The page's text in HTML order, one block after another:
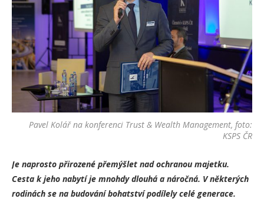
Pavel Kolář na konferenci Trust & Wealth Management, foto:
KSPS ČR
Je naprosto přirozené přemýšlet nad ochranou majetku.
Cesta k jeho nabytí je mnohdy dlouhá a náročná. V některých
rodinách se na budování bohatství podílely celé generace.